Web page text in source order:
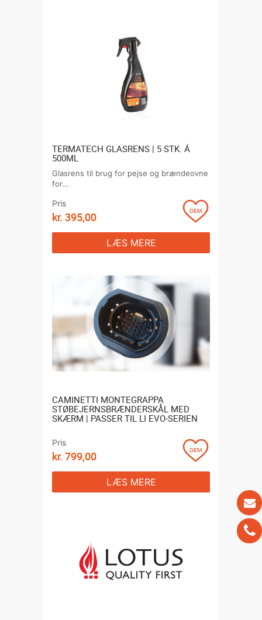
TERMATECH GLASRENS | 5 STK. Á
500ML
Glasrens til brug for pejse og brændeovne
for...
Pris
kr. 395,00
LÆS MERE
CAMINETTI MONTEGRAPPA
STØBEJERNSBRÆNDERSKÅL MED
SKÆRM | PASSER TIL LI EVO-SERIEN
Pris
kr. 799,00
LÆS MERE